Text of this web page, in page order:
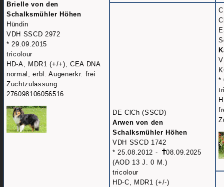
Brielle von den
Schalksmühler Höhen
Hündin
VDH SSCD 2972
* 29.09.2015
tricolour
HD-A, MDR1 (+/+), CEA DNA
normal, erbl. Augenerkr. frei
Zuchtzulassung
276098106056516
DE ClCh (SSCD)
Arwen von den
Schalksmühler Höhen
VDH SSCD 1742
* 25.08.2012 -
08.09.2025
(AOD 13 J. 0 M.)
tricolour
HD-C, MDR1 (+/-)
*